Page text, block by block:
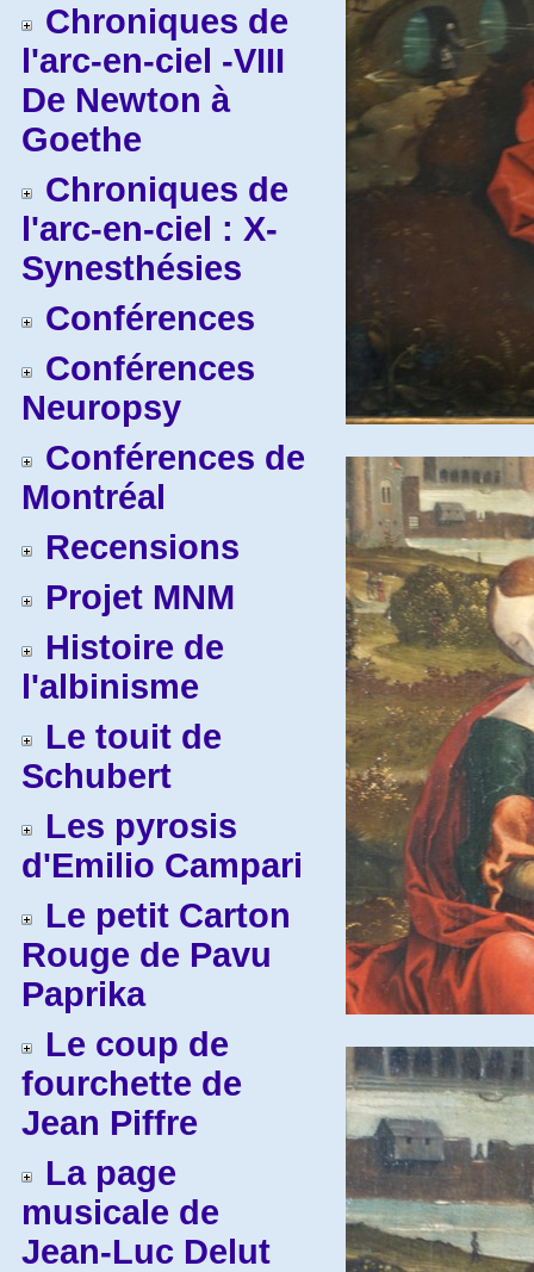
Chroniques de
l'arc-en-ciel -VIII
De Newton à
Goethe
Chroniques de
l'arc-en-ciel : X-
Synesthésies
Conférences
Conférences
Neuropsy
Conférences de
Montréal
Recensions
Projet MNM
Histoire de
l'albinisme
Le touit de
Schubert
Les pyrosis
d'Emilio Campari
Le petit Carton
Rouge de Pavu
Paprika
Le coup de
fourchette de
Jean Piffre
La page
musicale de
Jean-Luc Delut